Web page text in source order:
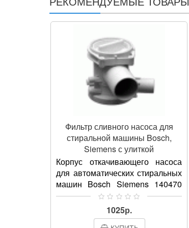
Фильтр сливного насоса для
стиральной машины Bosch,
Siemens с улиткой
Корпус откачивающего насоса
для автоматических стиральных
машин Bosch Siemens 140470
поставляется в комплекте с
фильтром сливного.
Предназначен для
1025р.